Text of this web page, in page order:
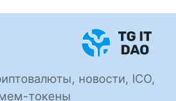
новости, ICO,
токены